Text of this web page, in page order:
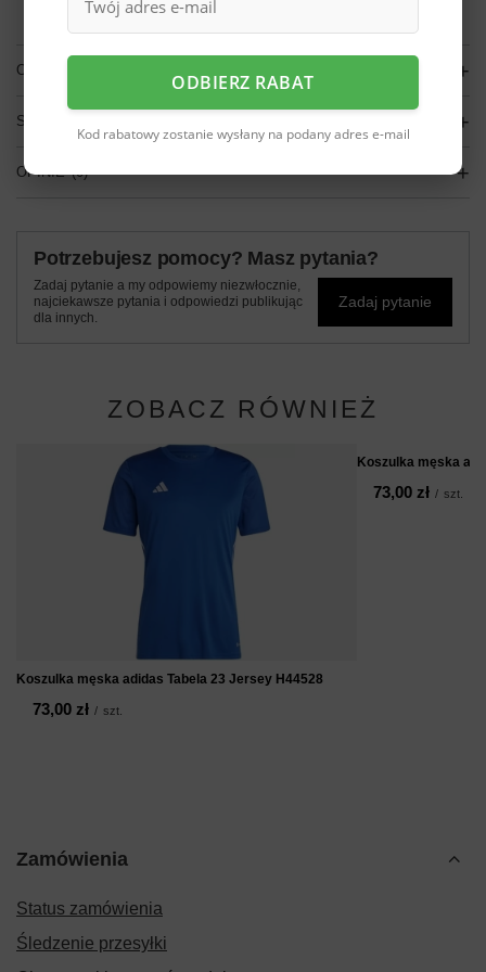
Więcej informacji.
OPIS
SZCZEGÓŁOWE DANE
OPINIE (0)
Potrzebujesz pomocy? Masz pytania?
Zadaj pytanie a my odpowiemy niezwłocznie,
najciekawsze pytania i odpowiedzi publikując
dla innych.
Zadaj pytanie
ZOBACZ RÓWNIEŻ
Koszulka męska adidas Tabela 23 Jersey H44528
73,00 zł / szt.
Koszulka męska
73,00 zł / szt.
Zamówienia
Status zamówienia
Śledzenie przesyłki
ODBIERZ RABAT
Kod rabatowy zostanie wysłany na podany adres e-mail